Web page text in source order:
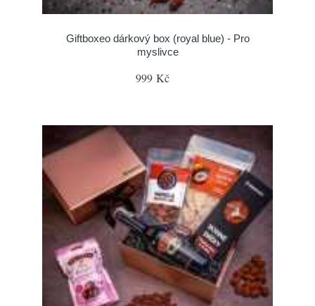
Giftboxeo dárkový box (royal blue) - Pro
myslivce
999 Kč